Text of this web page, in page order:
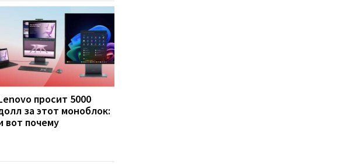
просит 5000
за этот моноблок:
вот почему